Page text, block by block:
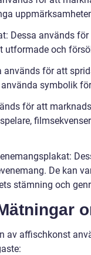
Dessa används
utformade och
används för att
symbolik
för att
De kan
stämning och
av affischkonst